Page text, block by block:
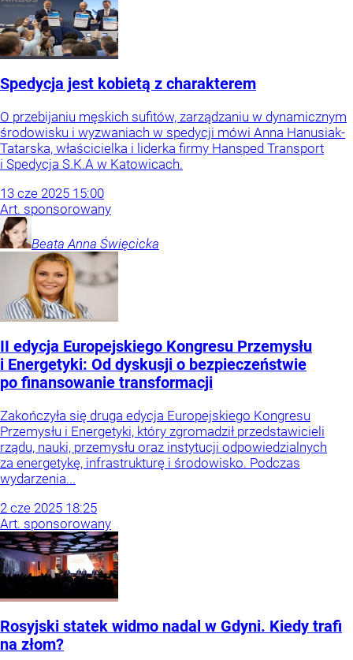
Spedycja jest kobietą z charakterem
O przebijaniu męskich sufitów, zarządzaniu w dynamicznym
środowisku i wyzwaniach w spedycji mówi Anna Hanusiak-
Tatarska, właścicielka i liderka firmy Hansped Transport
i Spedycja S.K.A w Katowicach.
13 cze 2025 15:00
Art. sponsorowany
Beata Anna Święcicka
II edycja Europejskiego Kongresu Przemysłu
i Energetyki: Od dyskusji o bezpieczeństwie
po finansowanie transformacji
Zakończyła się druga edycja Europejskiego Kongresu
Przemysłu i Energetyki, który zgromadził przedstawicieli
rządu, nauki, przemysłu oraz instytucji odpowiedzialnych
za energetykę, infrastrukturę i środowisko. Podczas
wydarzenia...
2 cze 2025 18:25
Art. sponsorowany
Rosyjski statek widmo nadal w Gdyni. Kiedy trafi
na złom?